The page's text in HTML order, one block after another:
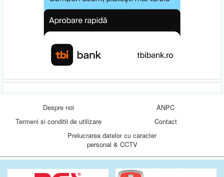
Despre noi
ANPC
Termeni si conditii de utilizare
Contact
Prelucrarea datelor cu caracter
personal & CCTV